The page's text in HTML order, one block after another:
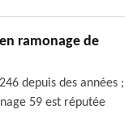
ramonage de
depuis des années ;
59 est réputée